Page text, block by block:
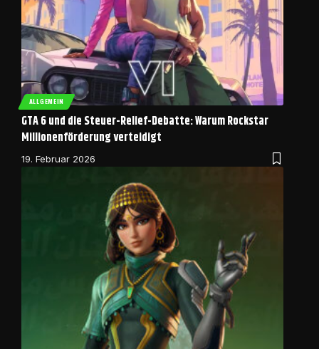
ALLGEMEIN
GTA 6 und die Steuer-Relief-Debatte: Warum Rockstar
Millionenförderung verteidigt
19. Februar 2026